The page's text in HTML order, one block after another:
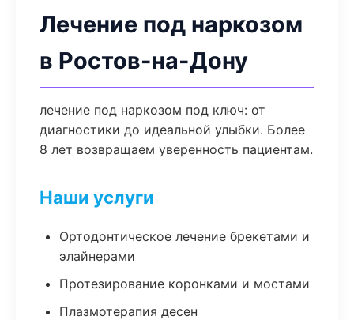
Лечение под наркозом
в Ростов-на-Дону
лечение под наркозом под ключ: от
диагностики до идеальной улыбки. Более
8 лет возвращаем уверенность пациентам.
Наши услуги
Ортодонтическое лечение брекетами и
элайнерами
Протезирование коронками и мостами
Плазмотерапия десен